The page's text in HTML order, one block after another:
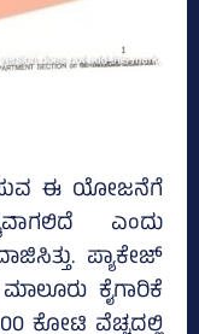
ಈ ಯೋಜನೆಗೆ
ಎಂದು
ಪ್ಯಾಕೇಜ್‌
ಕೈಗಾರಿಕೆ